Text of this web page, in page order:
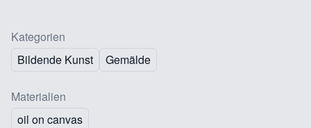
Kategorien
Bildende Kunst
Gemälde
Materialien
oil on canvas